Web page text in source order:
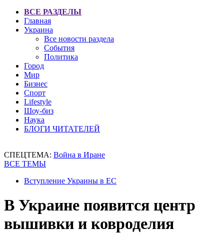
ВСЕ РАЗДЕЛЫ
Главная
Украина
Все новости раздела
События
Политика
Город
Мир
Бизнес
Спорт
Lifestyle
Шоу-биз
Наука
БЛОГИ ЧИТАТЕЛЕЙ
СПЕЦТЕМА: Война в Иране
ВСЕ ТЕМЫ
Вступление Украины в ЕС
В Украине появится центр
вышивки и ковроделия